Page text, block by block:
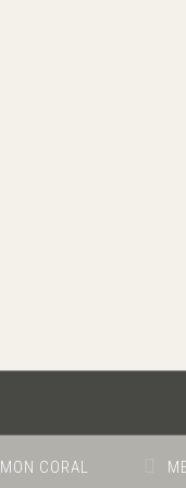
MON CORAL